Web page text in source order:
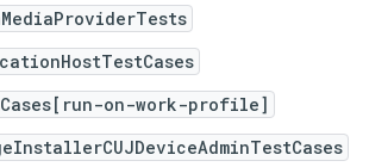
on-work-profile]